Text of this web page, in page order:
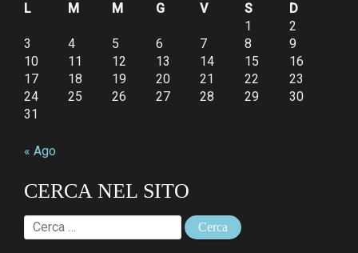
L
M M G V S
D
1
2
3
4 5 6 7 8
9
10
11 12 13 14 15
16
17
18 19 20 21 22
23
24
25 26 27 28 29
30
31
« Ago
CERCA NEL SITO
Ricerca
per: